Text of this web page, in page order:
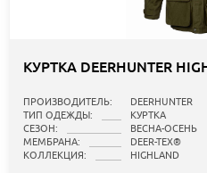
КУРТКА DEERHUNTER
ПРОИЗВОДИТЕЛЬ:
DEERHUNTER
ТИП ОДЕЖДЫ:
КУРТКА
СЕЗОН:
ВЕСНА-ОСЕНЬ
МЕМБРАНА:
DEER-TEX®
КОЛЛЕКЦИЯ:
HIGHLAND